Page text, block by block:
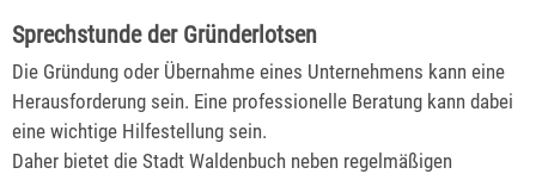
Sprechstunde der Gründerlotsen
Die Gründung oder Übernahme eines Unternehmens kann eine
Herausforderung sein. Eine professionelle Beratung kann dabei
eine wichtige Hilfestellung sein.
Daher bietet die Stadt Waldenbuch neben regelmäßigen